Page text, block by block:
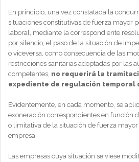
En principio, una vez constatada la
situaciones constitutivas de fuerza mayor
laboral, mediante la correspondiente
por silencio, el paso de la situación de
o viceversa, como consecuencia de las
restricciones sanitarias adoptadas por las
competentes, no requerirá la
expediente de regulación temporal
Evidentemente, en cada momento, se
exoneración correspondientes en función
o limitativa de la situación de fuerza
empresa.
Las empresas cuya situación se viese